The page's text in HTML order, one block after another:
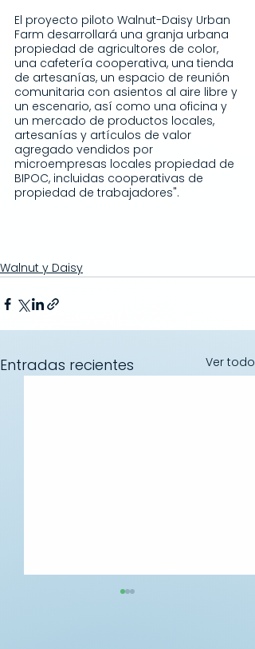
El proyecto piloto Walnut-Daisy Urban
Farm desarrollará una granja urbana
propiedad de agricultores de color,
una cafetería cooperativa, una tienda
de artesanías, un espacio de reunión
comunitaria con asientos al aire libre y
un escenario, así como una oficina y
un mercado de productos locales,
artesanías y artículos de valor
agregado vendidos por
microempresas locales propiedad de
BIPOC, incluidas cooperativas de
propiedad de trabajadores".
Walnut y Daisy
Entradas recientes Ver todo